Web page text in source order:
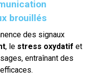
brouillés
des signaux
, le stress oxydatif et
entraînant des